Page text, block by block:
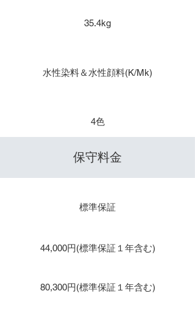
35.4kg
水性染料＆水性顔料(K/Mk)
4色
​保守料金
標準保証
44,000円(標準保証１年含む)
80,300円(標準保証１年含む)